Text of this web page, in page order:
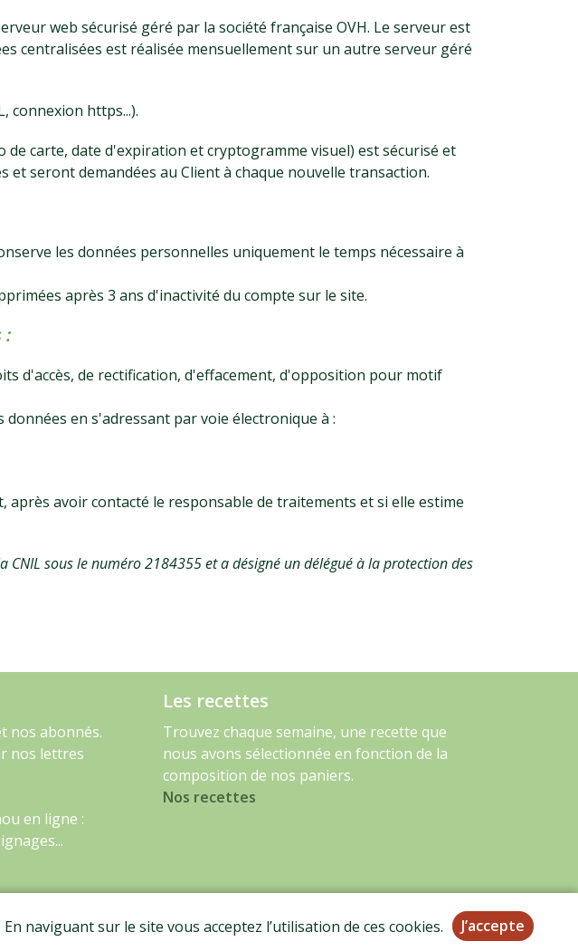
web sécurisé géré par la société française OVH. Le serveur est
centralisées est réalisée mensuellement sur un autre serveur géré
connexion https...).
carte, date d'expiration et cryptogramme visuel) est sécurisé et
seront demandées au Client à chaque nouvelle transaction.
les données personnelles uniquement le temps nécessaire à
après 3 ans d'inactivité du compte sur le site.
:
d'accès, de rectification, d'effacement, d'opposition pour motif
en s'adressant par voie électronique à :
avoir contacté le responsable de traitements et si elle estime
sous le numéro 2184355 et a désigné un délégué à la protection des
nos abonnés.
nos lettres
en ligne :
Les recettes
Trouvez chaque semaine, une recette que
nous avons sélectionnée en fonction de la
composition de nos paniers.
Nos recettes
-Certificat BIO
naviguant sur le site vous acceptez l’utilisation de ces cookies. J’accepte